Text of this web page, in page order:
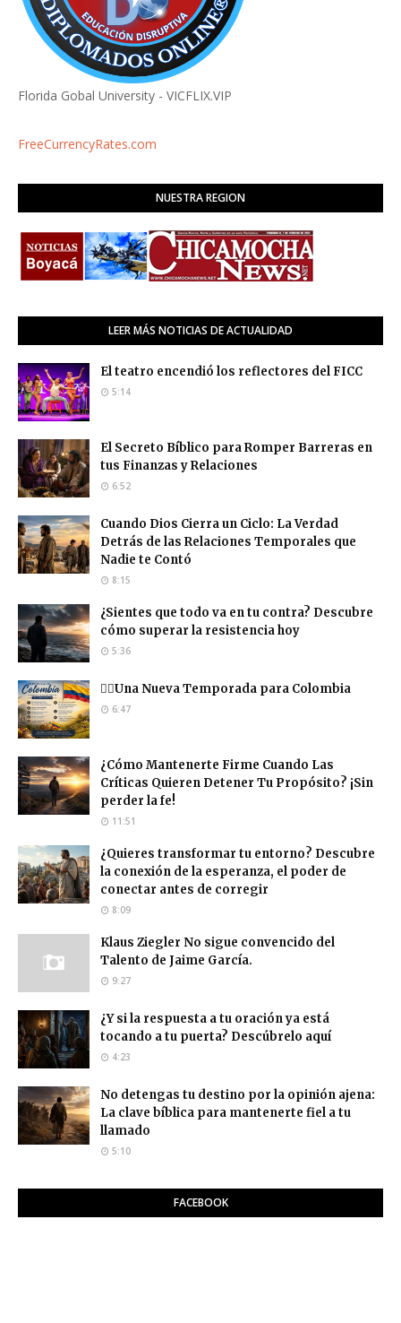
Florida Gobal University - VICFLIX.VIP
FreeCurrencyRates.com
NUESTRA REGION
LEER MÁS NOTICIAS DE ACTUALIDAD
El teatro encendió los reflectores del FICC
5:14
El Secreto Bíblico para Romper Barreras en
tus Finanzas y Relaciones
6:52
Cuando Dios Cierra un Ciclo: La Verdad
Detrás de las Relaciones Temporales que
Nadie te Contó
8:15
¿Sientes que todo va en tu contra? Descubre
cómo superar la resistencia hoy
5:36
❤️‍🔥Una Nueva Temporada para Colombia
6:47
¿Cómo Mantenerte Firme Cuando Las
Críticas Quieren Detener Tu Propósito? ¡Sin
perder la fe!
11:51
¿Quieres transformar tu entorno? Descubre
la conexión de la esperanza, el poder de
conectar antes de corregir
8:09
Klaus Ziegler No sigue convencido del
Talento de Jaime García.
9:27
¿Y si la respuesta a tu oración ya está
tocando a tu puerta? Descúbrelo aquí
4:23
No detengas tu destino por la opinión ajena:
La clave bíblica para mantenerte fiel a tu
llamado
5:10
FACEBOOK